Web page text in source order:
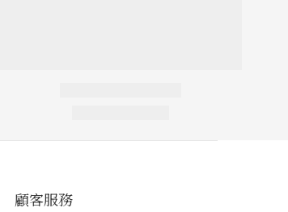
顧客服務